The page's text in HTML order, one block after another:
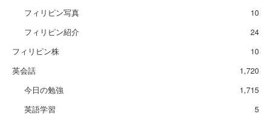
フィリピン写真
10
フィリピン紹介
24
フィリピン株
10
英会話
1,720
今日の勉強
1,715
英語学習
5